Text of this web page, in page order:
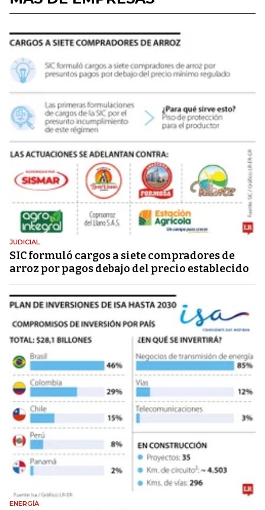
JUDICIAL
SIC formuló cargos a siete compradores de
arroz por pagos debajo del precio establecido
ENERGÍA